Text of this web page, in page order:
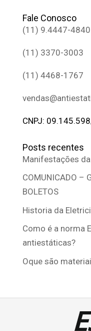
Fale Conosco
(11) 9.4447-4840
(11) 3370-3003
(11) 4468-1767
CNPJ:
Posts recentes
Manifestações
COMUNICADO –
BOLETOS
Historia da
Como é a norma
antiestáticas?
Oque são